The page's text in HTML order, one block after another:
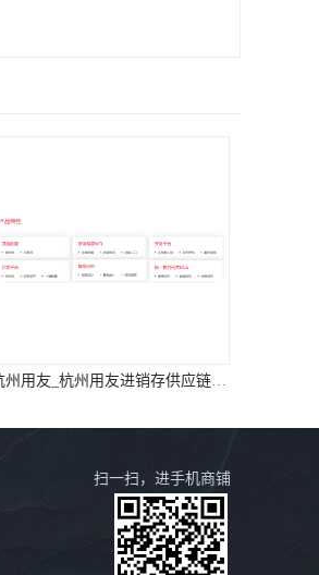
杭州用友_杭州用友进销存供应链服务中心
扫一扫，进手机商铺